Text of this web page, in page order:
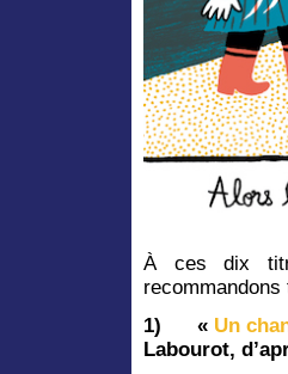
À ces dix
1)
« Un
Labourot,